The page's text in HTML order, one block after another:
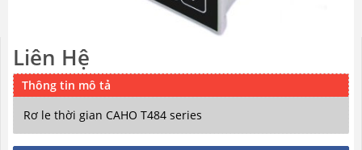
Liên Hệ
Thông tin mô tả
Rơ le thời gian CAHO T484 series